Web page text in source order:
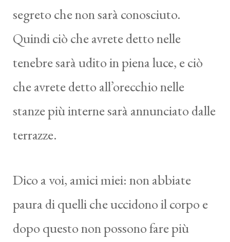
segreto che non sarà conosciuto.
Quindi ciò che avrete detto nelle
tenebre sarà udito in piena luce, e ciò
che avrete detto all’orecchio nelle
stanze più interne sarà annunciato dalle
terrazze.
Dico a voi, amici miei: non abbiate
paura di quelli che uccidono il corpo e
dopo questo non possono fare più